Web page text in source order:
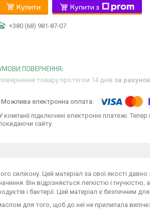
Купити Купити з
+380 (68) 981-87-07
товару протягом 14 днів за
компанії підключені електронні платежі.
сайту.
силікону. Цей матеріал за свої якості
Він відрізняється легкістю і гнучкістю,
і бактерії. Цей матеріал є безпечним
для того, щоб до неї не прилипала